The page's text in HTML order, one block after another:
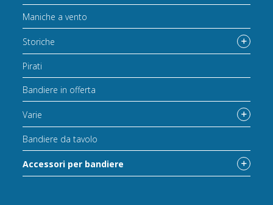
Maniche a vento
Storiche
Pirati
Bandiere in offerta
Varie
Bandiere da tavolo
Accessori per bandiere